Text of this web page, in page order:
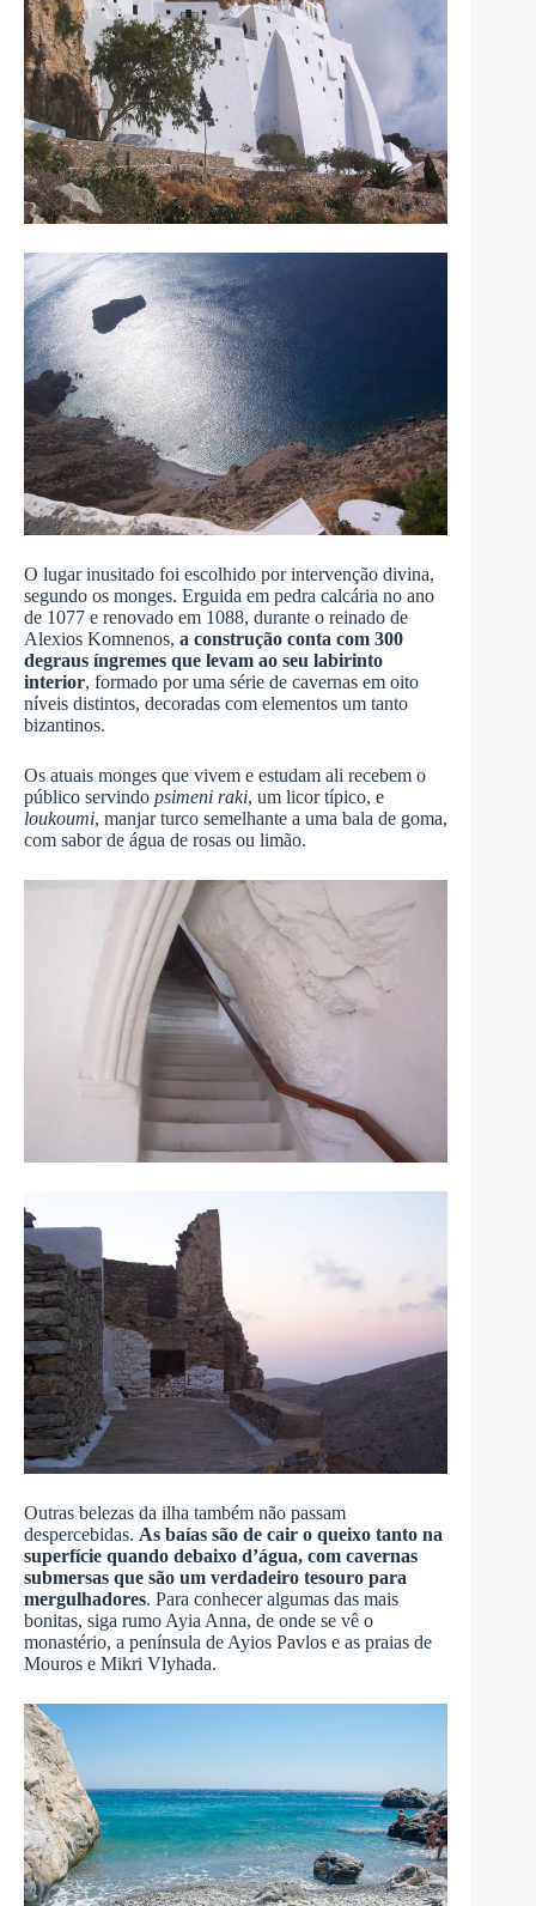
O lugar inusitado foi escolhido por intervenção divina,
segundo os monges. Erguida em pedra calcária no ano
de 1077 e renovado em 1088, durante o reinado de
Alexios Komnenos, a construção conta com 300
degraus íngremes que levam ao seu labirinto
interior, formado por uma série de cavernas em oito
níveis distintos, decoradas com elementos um tanto
bizantinos.
Os atuais monges que vivem e estudam ali recebem o
público servindo psimeni raki, um licor típico, e
loukoumi, manjar turco semelhante a uma bala de goma,
com sabor de água de rosas ou limão.
Outras belezas da ilha também não passam
despercebidas. As baías são de cair o queixo tanto na
superfície quando debaixo d’água, com cavernas
submersas que são um verdadeiro tesouro para
mergulhadores. Para conhecer algumas das mais
bonitas, siga rumo Ayia Anna, de onde se vê o
monastério, a península de Ayios Pavlos e as praias de
Mouros e Mikri Vlyhada.